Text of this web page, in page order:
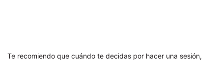
Te recomiendo que cuándo te decidas por hacer una sesión,